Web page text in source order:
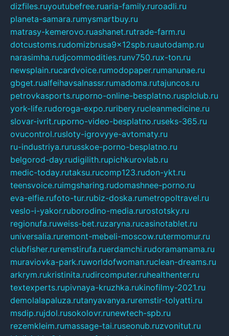
dizfiles.ruyoutubefree.ruaria-family.ruroadli.ru
planeta-samara.rumysmartbuy.ru
matrasy-kemerovo.ruashanet.rutrade-farm.ru
dotcustoms.rudomizbrusa9x12spb.ruautodamp.ru
narasimha.rudjcommodities.runv750.rux-ton.ru
newsplain.rucardvoice.rumodopaper.rumanunae.ru
gbget.rualfeihavsalnassr.rumadoma.rutajuncos.ru
petrovkasports.ruporno-online-besplatno.rusplclub.ru
york-life.rudoroga-expo.ruribery.rucleanmedicine.ru
slovar-ivrit.ruporno-video-besplatno.ruseks-365.ru
ovucontrol.rusloty-igrovyye-avtomaty.ru
ru-industriya.rurusskoe-porno-besplatno.ru
belgorod-day.rudigilith.rupichkurovlab.ru
medic-today.rutaksu.rucomp123.rudon-ykt.ru
teensvoice.ruimgsharing.rudomashnee-porno.ru
eva-elfie.rufoto-tur.rubiz-doska.rumetropoltravel.ru
veslo-i-yakor.ruborodino-media.rurostotsky.ru
regionufa.ruweiss-bet.ruzaryna.rucasinotablet.ru
universalia.ruremont-mebeli-moscow.rutermomur.ru
clubfisher.ruremstirufa.ruerdamchi.rudoramamama.ru
muraviovka-park.ruworldofwoman.ruclean-dreams.ru
arkrym.rukristinita.rudircomputer.ruhealthenter.ru
textexperts.rupivnaya-kruzhka.rukinofilmy-2021.ru
demolalapaluza.rutanyavanya.ruremstir-tolyatti.ru
msdip.rujdol.rusokolovr.runewtech-spb.ru
rezemkleim.rumassage-tai.ruseonub.ruzvonitut.ru